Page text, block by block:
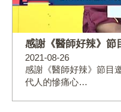
感謝《醫師好辣》節
2021-08-26
感謝《醫師好辣》節目
代人的慘痛心…